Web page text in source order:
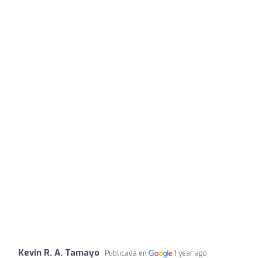
Kevin R. A. Tamayo Publicada en 1 year ago